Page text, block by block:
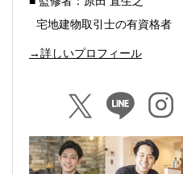
宅地建物取引士の有資格者
→詳しいプロフィール